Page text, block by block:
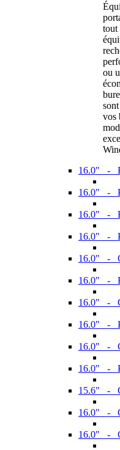
tout
ou
vos
16.0" -
16.0" -
16.0" -
16.0" -
16.0" -
16.0" -
16.0" -
16.0" -
16.0" -
16.0" -
15.6" -
16.0" -
16.0" -